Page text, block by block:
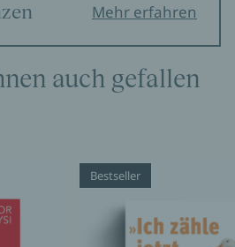
Mehr erfahren
auch gefallen
Bestseller